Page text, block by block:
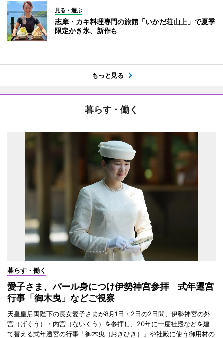
見る・遊ぶ
志摩・カキ料理専門の旅館「いかだ荘山上」で夏季
限定かき氷、新作も
もっと見る
暮らす・働く
暮らす・働く
愛子さま、パール身につけ伊勢神宮参拝 式年遷宮
行事「御木曳」などご視察
天皇皇后両陛下の長女愛子さまが8月1日・2日の2日間、伊勢神宮の外
宮（げくう）・内宮（ないくう）を参拝し、20年に一度社殿などを建
て替える式年遷宮の行事「御木曳（おきひき）」や社殿に使う御用材の